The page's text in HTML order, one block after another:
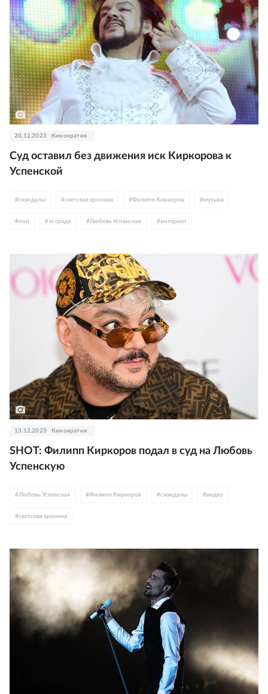
20.12.2023 Кинократия
Суд оставил без движения иск Киркорова к
Успенской
#скандалы #светская хроника #Филипп Киркоров #музыка
#поп #эстрада # Любовь Успенская #интернет
13.12.2023 Кинократия
SHOT: Филипп Киркоров подал в суд на Любовь
Успенскую
# Любовь Успенская #Филипп Киркоров #скандалы #видео
#светская хроника